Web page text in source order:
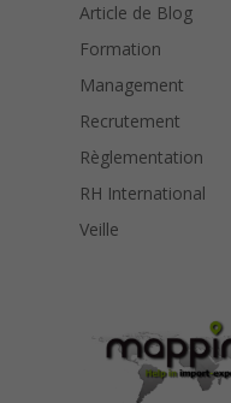
Article de Blog
Formation
Management
Recrutement
Règlementation
RH International
Veille